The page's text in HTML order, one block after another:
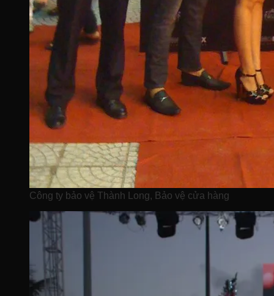
Công ty bảo vệ Thành Long, Bảo vệ cửa hàng